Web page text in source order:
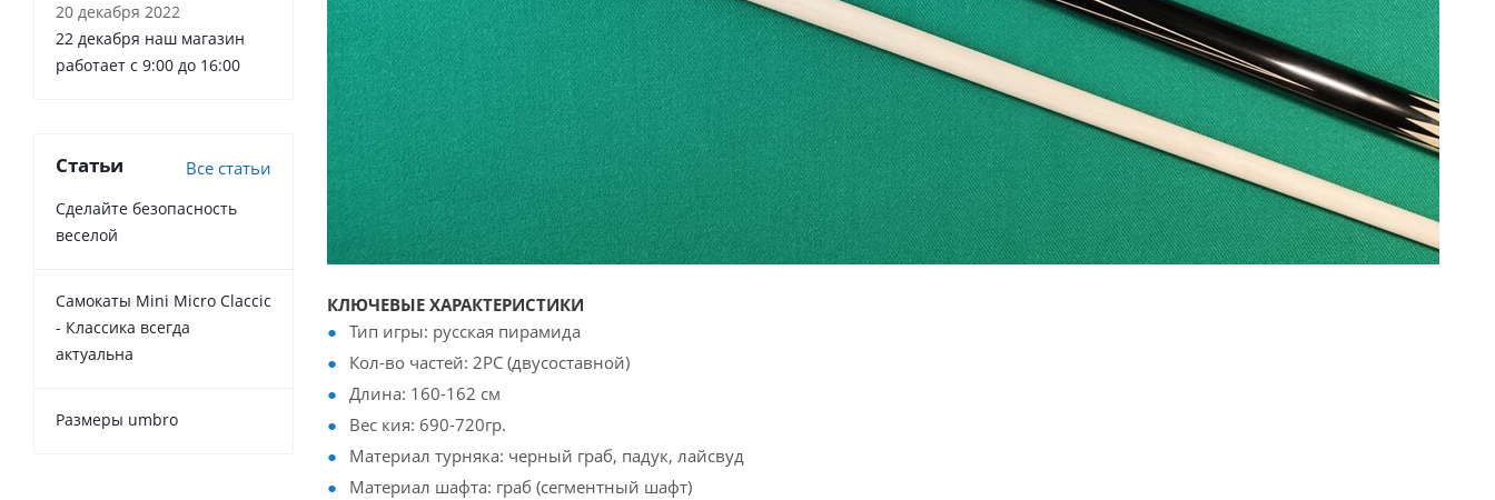
КЛЮЧЕВЫЕ ХАРАКТЕРИСТИКИ
Тип игры: русская пирамида
Кол-во частей: 2РС (двусоставной)
Длина: 160-162 см
Вес кия: 690-720гр.
Материал турняка: черный граб, падук, лайсвуд
Материал шафта: граб (сегментный шафт)
20 декабря 2022
22 декабря наш магазин
работает с 9:00 до 16:00
Статьи Все статьи
Сделайте безопасность
веселой
Самокаты Mini Micro Claccic
- Классика всегда
актуальна
Размеры umbro